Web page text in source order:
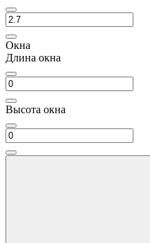
Окна
Длина окна
Высота окна